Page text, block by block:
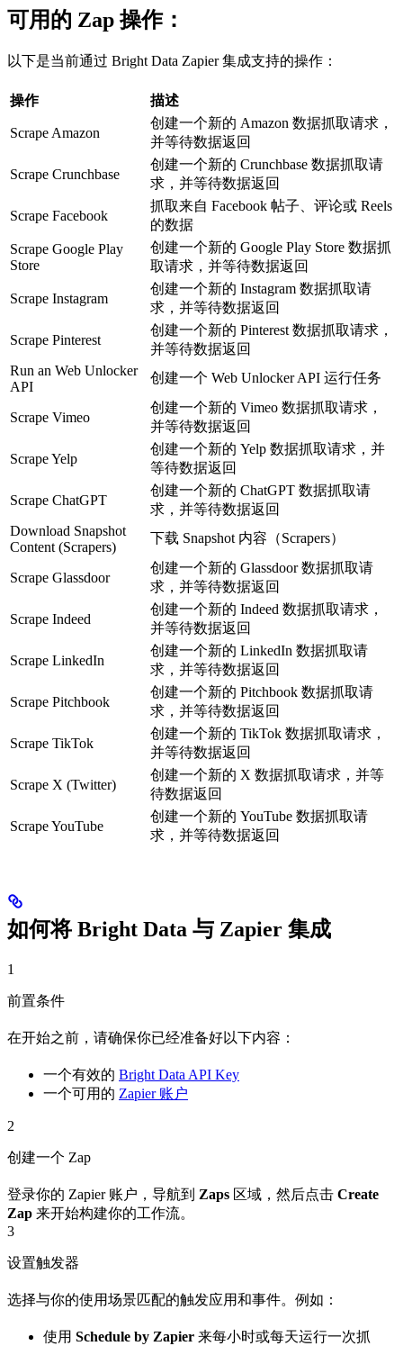
可用的 Zap 操作：
以下是当前通过 Bright Data Zapier 集成支持的操作：
操作 描述
Scrape Amazon
创建一个新的 Amazon 数据抓取请求，
并等待数据返回
Scrape Crunchbase
创建一个新的 Crunchbase 数据抓取请
求，并等待数据返回
Scrape Facebook
抓取来自 Facebook 帖子、评论或 Reels
的数据
Scrape Google Play
Store
创建一个新的 Google Play Store 数据抓
取请求，并等待数据返回
Scrape Instagram
创建一个新的 Instagram 数据抓取请
求，并等待数据返回
Scrape Pinterest
创建一个新的 Pinterest 数据抓取请求，
并等待数据返回
Run an Web Unlocker
API
创建一个 Web Unlocker API 运行任务
Scrape Vimeo
创建一个新的 Vimeo 数据抓取请求，
并等待数据返回
Scrape Yelp
创建一个新的 Yelp 数据抓取请求，并
等待数据返回
Scrape ChatGPT
创建一个新的 ChatGPT 数据抓取请
求，并等待数据返回
Download Snapshot
Content (Scrapers)
下载 Snapshot 内容（Scrapers）
Scrape Glassdoor
创建一个新的 Glassdoor 数据抓取请
求，并等待数据返回
Scrape Indeed
创建一个新的 Indeed 数据抓取请求，
并等待数据返回
Scrape LinkedIn
创建一个新的 LinkedIn 数据抓取请
求，并等待数据返回
Scrape Pitchbook
创建一个新的 Pitchbook 数据抓取请
求，并等待数据返回
Scrape TikTok
创建一个新的 TikTok 数据抓取请求，
并等待数据返回
Scrape X (Twitter)
创建一个新的 X 数据抓取请求，并等
待数据返回
Scrape YouTube
创建一个新的 YouTube 数据抓取请
求，并等待数据返回
如何将 Bright Data 与 Zapier 集成
1
前置条件
在开始之前，请确保你已经准备好以下内容：
一个有效的 Bright Data API Key
一个可用的 Zapier 账户
2
创建一个 Zap
登录你的 Zapier 账户，导航到 Zaps 区域，然后点击 Create
Zap 来开始构建你的工作流。
3
设置触发器
选择与你的使用场景匹配的触发应用和事件。例如：
使用 Schedule by Zapier 来每小时或每天运行一次抓